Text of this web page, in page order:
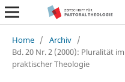
Home / Archiv /
Bd. 20 Nr. 2 (2000): Pluralität
praktischer Theologie